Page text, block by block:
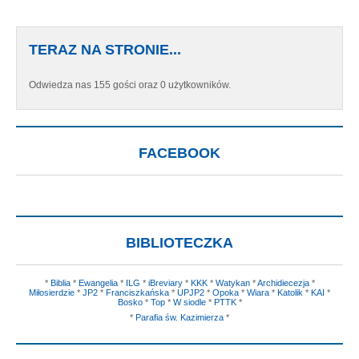
TERAZ NA STRONIE...
Odwiedza nas 155 gości oraz 0 użytkowników.
FACEBOOK
BIBLIOTECZKA
* Biblia* Ewangelia* ILG * iBreviary* KKK* Watykan*Archidiecezja*
Miłosierdzie * JP2 * Franciszkańska * UPJP2 * Opoka * Wiara * Katolik * KAI *
Bosko* Top* W siodle* PTTK*
* Parafia św. Kazimierza *